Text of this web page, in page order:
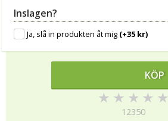
Inslagen?
Ja, slå in produkten åt mig (+35 kr)
KÖP
★ ★ ★ ★ ★
12350